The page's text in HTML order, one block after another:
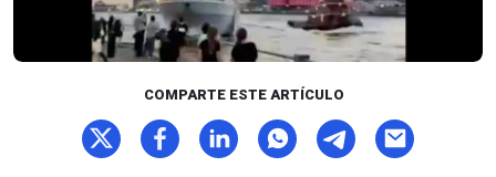
COMPARTE ESTE ARTÍCULO